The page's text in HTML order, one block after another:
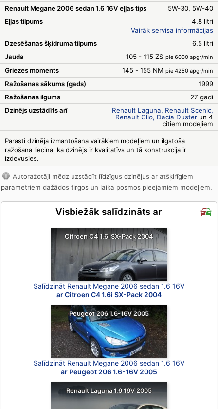
Renault Megane 2006 sedan 1.6 16V eļļas tips
5W-30, 5W-40
Eļļas tilpums
4.8 litri
Vairāk servisa informācijas
Dzesēšanas šķidruma tilpums
6.5 litri
Jauda
105 - 115 ZS pie 6000 apgr/min
Griezes moments 145 - 155 NM pie 4250 apgr/min
Ražošanas sākums (gads)
1999
Ražošanas ilgums
27 gadi
Dzinējs uzstādīts arī
Renault Laguna
Renault Scenic
Renault Clio Dacia Duster un 4
citiem modeļiem
Parasti dzinēja izmantošana vairākiem modeļiem un ilgstoša
ražošana liecina, ka dzinējs ir kvalitatīvs un tā konstrukcija ir
izdevusies.
Autoražotāji mēdz uzstādīt līdzīgus dzinējus ar atšķirīgiem
parametriem dažādos tirgos un laika posmos pieejamiem modeļiem.
Visbiežāk salīdzināts ar
Citroen C4 1.6i SX-Pack 2004
Salīdzināt Renault Megane 2006 sedan 1.6 16V
ar Citroen C4 1.6i SX-Pack 2004
Peugeot 206 1.6-16V 2005
Salīdzināt Renault Megane 2006 sedan 1.6 16V
ar Peugeot 206 1.6-16V 2005
Renault Laguna 1.6 16V 2005